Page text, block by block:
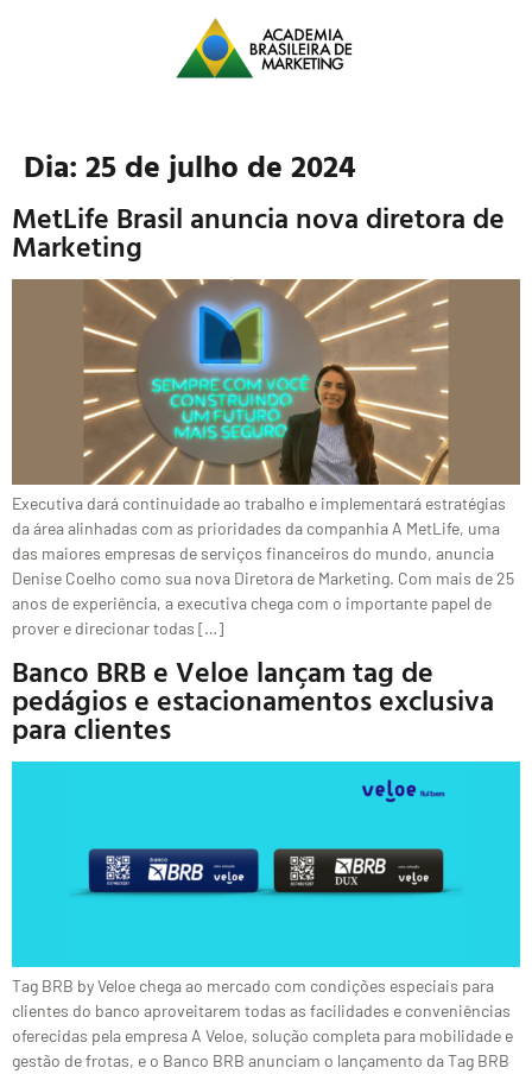
Dia: 25 de julho de 2024
MetLife Brasil anuncia nova diretora de
Marketing
Executiva dará continuidade ao trabalho e implementará estratégias
da área alinhadas com as prioridades da companhia A MetLife, uma
das maiores empresas de serviços financeiros do mundo, anuncia
Denise Coelho como sua nova Diretora de Marketing. Com mais de 25
anos de experiência, a executiva chega com o importante papel de
prover e direcionar todas […]
Banco BRB e Veloe lançam tag de
pedágios e estacionamentos exclusiva
para clientes
Tag BRB by Veloe chega ao mercado com condições especiais para
clientes do banco aproveitarem todas as facilidades e conveniências
oferecidas pela empresa A Veloe, solução completa para mobilidade e
gestão de frotas, e o Banco BRB anunciam o lançamento da Tag BRB